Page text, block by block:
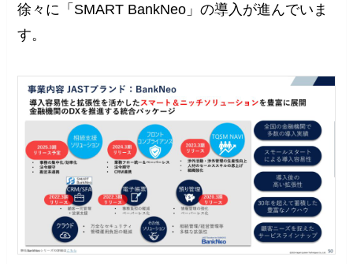
徐々に「SMART BankNeo」の導入が進んでいま
す。